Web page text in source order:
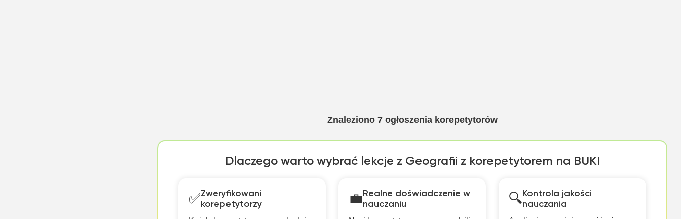
Znaleziono 7 ogłoszenia korepetytorów
Dlaczego warto wybrać lekcje z Geografii z korepetytorem na BUKI
✅Zweryfikowani
korepetytorzy
💼 Realne doświadczenie w
nauczaniu
🔍 Kontrola jakości
nauczania